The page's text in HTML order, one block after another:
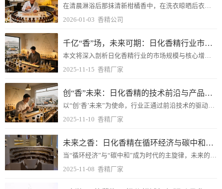
在清晨淋浴后那抹清新柑橘香中，在洗衣晾晒后衣物飘散的淡雅花香里，日化香精悄无声息地塑造着我们的日常生活体验。
2026-01-03 香精公司
千亿“香”场，未来可期：日化香精行业市场规模与增长动力分析
本文将深入剖析日化香精行业的市场规模与核心增长动力，探寻这片“香”场未来的机遇所在。
2025-11-15 香精厂家
创“香”未来：日化香精的技术前沿与产品创新路径
以“创‘香’未来”为使命，行业正通过前沿技术的驱动与多维度的产品创新，开启一个前所未有的嗅觉新纪元。
2025-11-10 香精厂家
未来之香：日化香精在循环经济与碳中和目标下的创新方向
当“循环经济”与“碳中和”成为时代的主旋律，未来的香气，将不再仅仅关乎嗅觉的愉悦，更是一场关于可持续性、科技与责任的深刻变革。
2025-11-08 香精厂家